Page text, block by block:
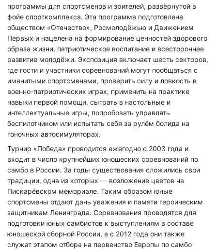
программы для спортсменов и зрителей, развёрнутой в
фойе спорткомплекса. Эта программа подготовлена
обществом «Отечество», Росмолодёжью и Движением
Первых и нацелена на формирование ценностей здорового
образа жизни, патриотическое воспитание и всестороннее
развитие молодёжи. Экспозиция включает шесть секторов,
где гости и участники соревнований могут пообщаться с
именитыми спортсменами, проверить силу и ловкость в
военно-патриотических играх, применить на практике
навыки первой помощи, сыграть в настольные и
интеллектуальные игры, попробовать управлять
беспилотником или испытать себя за рулём болида на
гоночных автосимуляторах.
Турнир «Победа» проводится ежегодно с 2003 года и
входит в число крупнейших юношеских соревнований по
самбо в России. За годы существования сложились свои
традиции, одна из которых — возложение цветов на
Пискарёвском мемориале. Таким образом юные
спортсмены отдают дань уважения и памяти героическим
защитникам Ленинграда. Соревнования проводятся для
подготовки юных самбистов к выступлениям в составе
юношеской сборной России, а с 2012 года они также
служат этапом отбора на первенство Европы по самбо